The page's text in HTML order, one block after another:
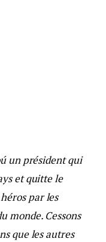
un président qui
et quitte le
par les
monde. Cessons
que les autres